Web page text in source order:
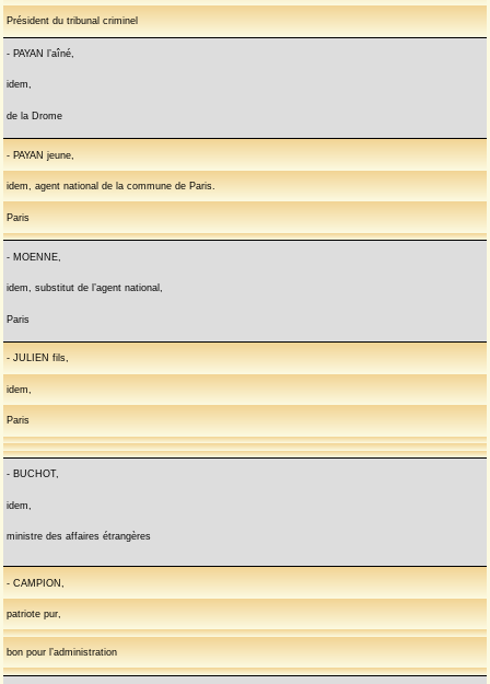
Président du tribunal criminel
- PAYAN l’aîné,
idem,
de la Drome
- PAYAN jeune,
idem, agent national de la commune de Paris.
Paris
- MOENNE,
idem, substitut de l’agent national,
Paris
- JULIEN fils,
idem,
Paris
- BUCHOT,
idem,
ministre des affaires étrangères
- CAMPION,
patriote pur,
bon pour l’administration